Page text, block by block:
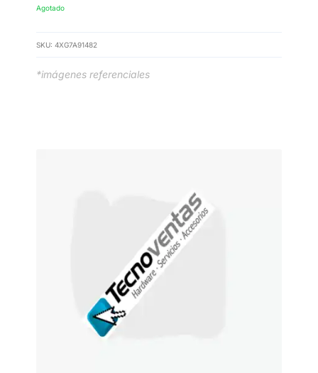
Agotado
SKU: 4XG7A91482
*imágenes referenciales